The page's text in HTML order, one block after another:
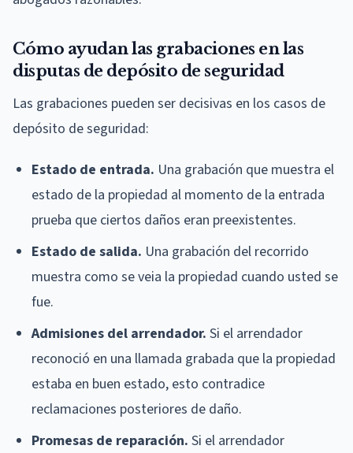
Cómo ayudan las grabaciones en las
disputas de depósito de seguridad
Las grabaciones pueden ser decisivas en los casos de
depósito de seguridad:
Estado de entrada. Una grabación que muestra el
estado de la propiedad al momento de la entrada
prueba que ciertos daños eran preexistentes.
Estado de salida. Una grabación del recorrido
muestra como se veia la propiedad cuando usted se
fue.
Admisiones del arrendador. Si el arrendador
reconoció en una llamada grabada que la propiedad
estaba en buen estado, esto contradice
reclamaciones posteriores de daño.
Promesas de reparación. Si el arrendador